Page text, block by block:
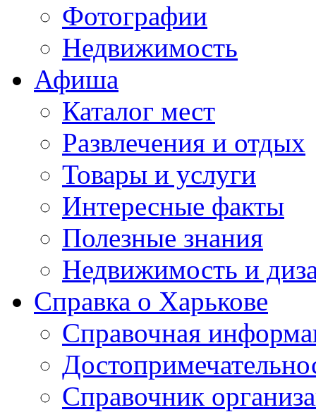
Фотографии
Недвижимость
Афиша
Каталог мест
Развлечения и отдых
Товары и услуги
Интересные факты
Полезные знания
Недвижимость и
Справка о Харькове
Справочная
Справочник